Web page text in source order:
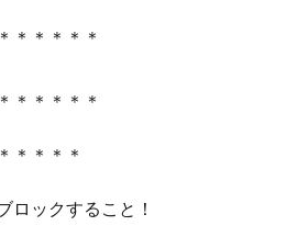
＊＊＊＊＊
＊＊＊＊＊
＊＊＊＊
ロックすること！